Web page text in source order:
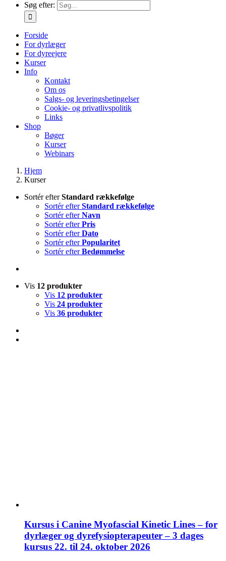
Søg efter:
Forside
For dyrlæger
For dyreejere
Kurser
Info
Kontakt
Om os
Salgs- og leveringsbetingelser
Cookie- og privatlivspolitik
Links
Shop
Bøger
Kurser
Webinars
Hjem
Kurser
Sortér efterStandard rækkefølge
Sortér efterStandard rækkefølge
Sortér efterNavn
Sortér efterPris
Sortér efterDato
Sortér efterPopularitet
Sortér efterBedømmelse
Vis 12 produkter
Vis 12 produkter
Vis 24 produkter
Vis 36 produkter
Kursus i Canine Myofascial Kinetic Lines – for
dyrlæger og dyrefysiopterapeuter – 3 dages
kursus 22. til 24. oktober 2026